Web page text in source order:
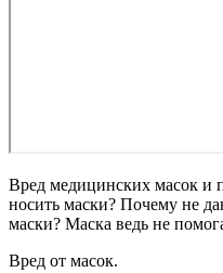
Вред медицинских масок и
носить маски? Почему не
маски? Маска ведь не
Вред от масок.